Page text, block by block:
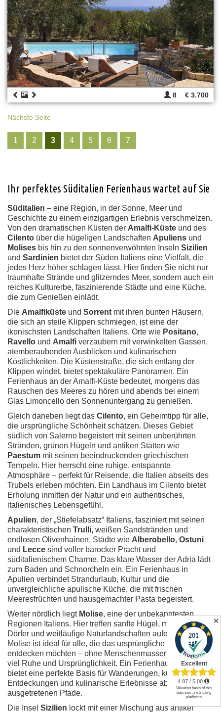
8 € 3.700
Nächste Seite
1 2 3 4 5 6 7
Ihr perfektes Süditalien Ferienhaus wartet auf Sie
Süditalien – eine Region, in der Sonne, Meer und
Geschichte zu einem einzigartigen Erlebnis verschmelzen.
Von den dramatischen Küsten der Amalfi-Küste und des
Cilento über die hügeligen Landschaften Apuliens und
Molises bis hin zu den sonnenverwöhnten Inseln Sizilien
und Sardinien bietet der Süden Italiens eine Vielfalt, die
jedes Herz höher schlagen lässt. Hier finden Sie nicht nur
traumhafte Strände und glitzerndes Meer, sondern auch ein
reiches Kulturerbe, faszinierende Städte und eine Küche,
die zum Genießen einlädt.
Die Amalfiküste und Sorrent mit ihren bunten Häusern,
die sich an steile Klippen schmiegen, ist eine der
ikonischsten Landschaften Italiens. Orte wie Positano,
Ravello und Amalfi verzaubern mit verwinkelten Gassen,
atemberaubenden Ausblicken und kulinarischen
Köstlichkeiten. Die Küstenstraße, die sich entlang der
Klippen windet, bietet spektakuläre Panoramen. Ein
Ferienhaus an der Amalfi-Küste bedeutet, morgens das
Rauschen des Meeres zu hören und abends bei einem
Glas Limoncello den Sonnenuntergang zu genießen.
Gleich daneben liegt das Cilento, ein Geheimtipp für alle,
die ursprüngliche Schönheit schätzen. Dieses Gebiet
südlich von Salerno begeistert mit seinen unberührten
Stränden, grünen Hügeln und antiken Stätten wie
Paestum mit seinen beeindruckenden griechischen
Tempeln. Hier herrscht eine ruhige, entspannte
Atmosphäre – perfekt für Reisende, die Italien abseits des
Trubels erleben möchten. Ein Landhaus im Cilento bietet
Erholung inmitten der Natur und ein authentisches,
italienisches Lebensgefühl.
Apulien, der „Stiefelabsatz“ Italiens, fasziniert mit seinen
charakteristischen Trulli, weißen Sandstränden und
endlosen Olivenhainen. Städte wie Alberobello, Ostuni
und Lecce sind voller barocker Pracht und
süditalienischem Charme. Das klare Wasser der Adria lädt
zum Baden und Schnorcheln ein. Ein Ferienhaus in
Apulien verbindet Strandurlaub, Kultur und die
unvergleichliche apulische Küche, die mit frischen
Meeresfrüchten und hausgemachter Pasta begeistert.
Weiter nördlich liegt Molise, eine der unbekanntesten
Regionen Italiens. Hier treffen sanfte Hügel, mittelalterliche
Dörfer und weitläufige Naturlandschaften aufeinander.
Molise ist ideal für alle, die das ursprüngliche Italien
entdecken möchten – ohne Menschenmassen, dafür mit
viel Ruhe und Ursprünglichkeit. Ein Ferienhaus in Molise
bietet eine perfekte Basis für Wanderungen, kulturelle
Entdeckungen und kulinarische Erlebnisse abseits der
ausgetretenen Pfade.
Die Insel Sizilien lockt mit einer Mischung aus antiker
✕